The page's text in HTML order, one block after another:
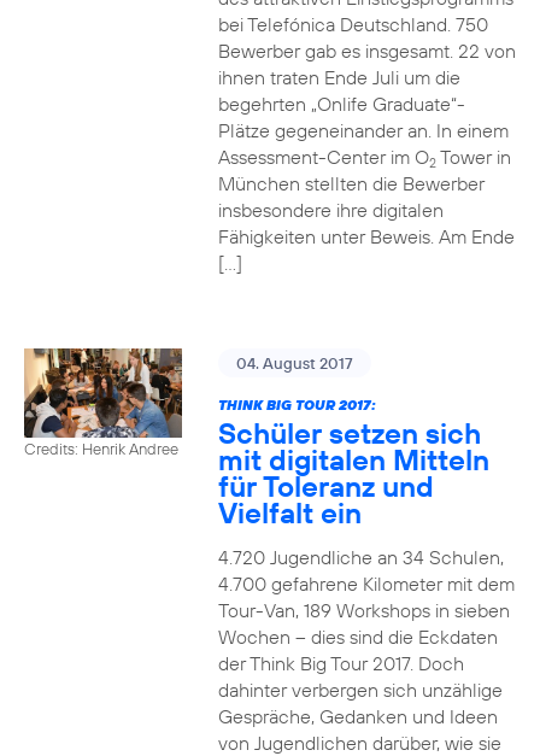
bei Telefónica Deutschland. 750
Bewerber gab es insgesamt. 22 von
ihnen traten Ende Juli um die
begehrten „Onlife Graduate“-
Plätze gegeneinander an. In einem
Assessment-Center im O2Tower in
München stellten die Bewerber
insbesondere ihre digitalen
Fähigkeiten unter Beweis. Am Ende
[…]
Credits: Henrik Andree
04. August 2017
THINK BIG TOUR 2017:
Schüler setzen sich
mit digitalen Mitteln
für Toleranz und
Vielfalt ein
4.720 Jugendliche an 34 Schulen,
4.700 gefahrene Kilometer mit dem
Tour-Van, 189 Workshops in sieben
Wochen – dies sind die Eckdaten
der Think Big Tour 2017. Doch
dahinter verbergen sich unzählige
Gespräche, Gedanken und Ideen
von Jugendlichen darüber, wie sie